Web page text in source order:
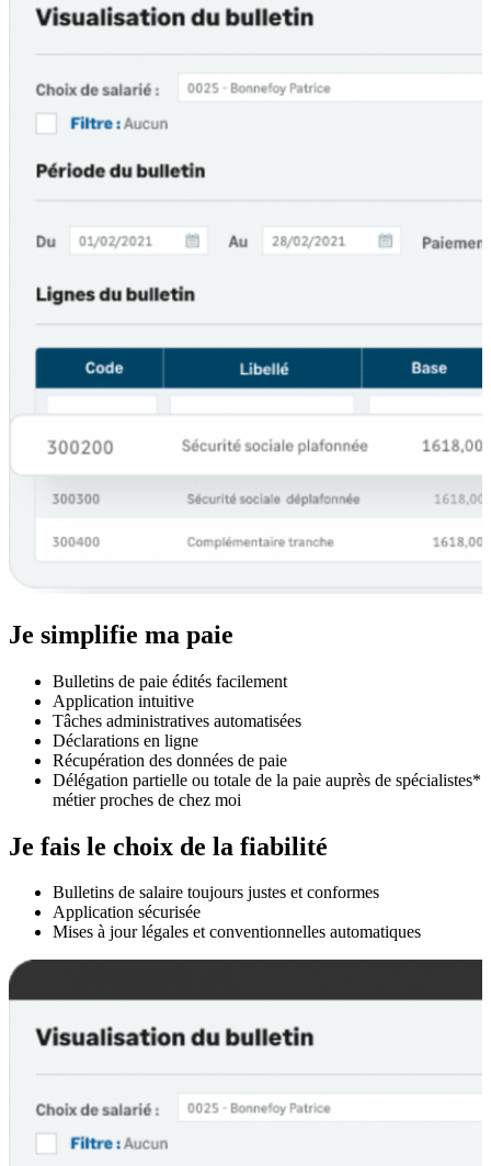
Je simplifie ma paie
Bulletins de paie édités facilement
Application intuitive
Tâches administratives automatisées
Déclarations en ligne
Récupération des données de paie
Délégation partielle ou totale de la paie auprès de spécialistes*
métier proches de chez moi
Je fais le choix de la fiabilité
Bulletins de salaire toujours justes et conformes
Application sécurisée
Mises à jour légales et conventionnelles automatiques